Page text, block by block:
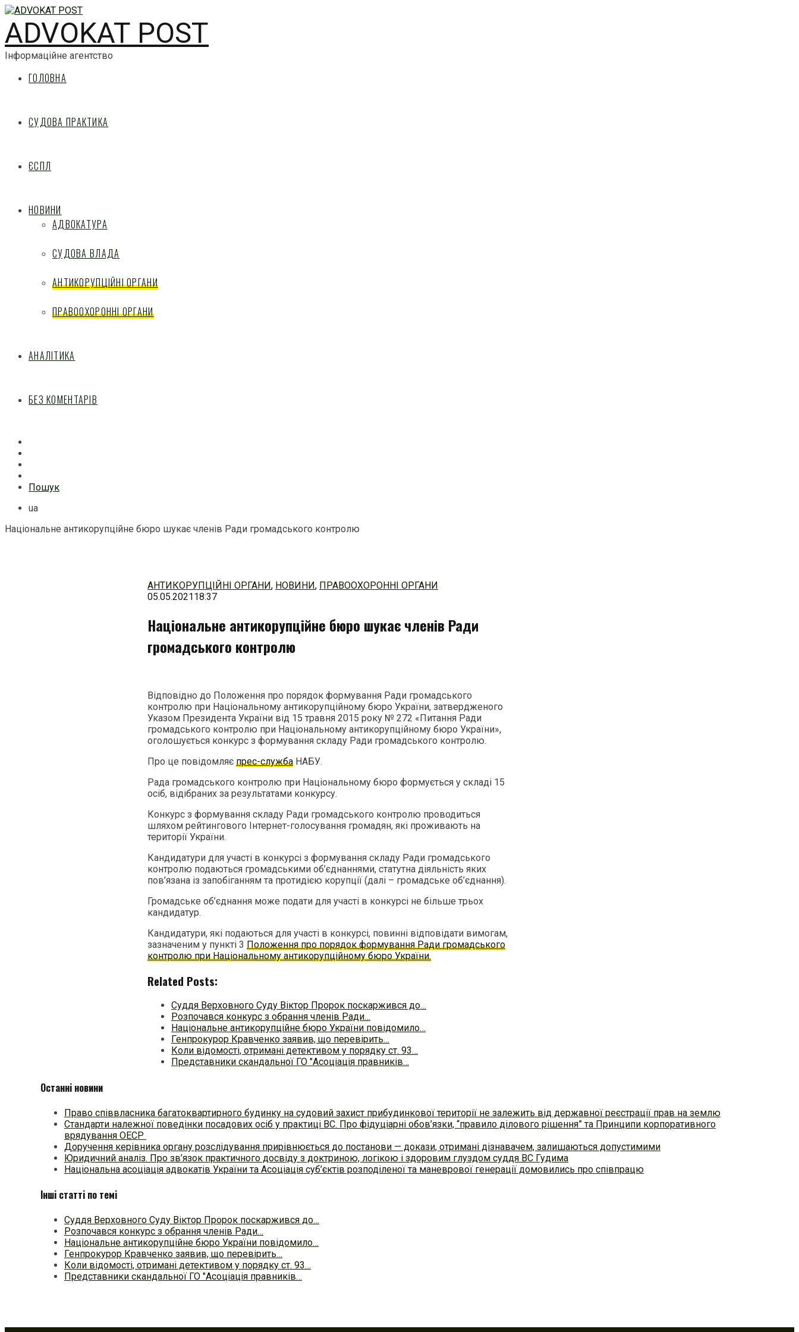
ADVOKAT POST
Інформаційне агентство
ГОЛОВНА
СУДОВА ПРАКТИКА
ЄСПЛ
НОВИНИ
АДВОКАТУРА
СУДОВА ВЛАДА
АНТИКОРУПЦІЙНІ ОРГАНИ
ПРАВООХОРОННІ ОРГАНИ
АНАЛІТИКА
БЕЗ КОМЕНТАРІВ
Пошук
ua
Національне антикорупційне бюро шукає членів Ради громадського контролю
АНТИКОРУПЦІЙНІ ОРГАНИ, НОВИНИ, ПРАВООХОРОННІ ОРГАНИ
05.05.202118:37
Національне антикорупційне бюро шукає членів Ради
громадського контролю
Відповідно до Положення про порядок формування Ради громадського
контролю при Національному антикорупційному бюро України, затвердженого
Указом Президента України від 15 травня 2015 року № 272 «Питання Ради
громадського контролю при Національному антикорупційному бюро України»,
оголошується конкурс з формування складу Ради громадського контролю.
Про це повідомляє прес-служба НАБУ.
Рада громадського контролю при Національному бюро формується у складі 15
осіб, відібраних за результатами конкурсу.
Конкурс з формування складу Ради громадського контролю проводиться
шляхом рейтингового Інтернет-голосування громадян, які проживають на
території України.
Кандидатури для участі в конкурсі з формування складу Ради громадського
контролю подаються громадськими об’єднаннями, статутна діяльність яких
пов’язана із запобіганням та протидією корупції (далі – громадське об’єднання).
Громадське об’єднання може подати для участі в конкурсі не більше трьох
кандидатур.
Кандидатури, які подаються для участі в конкурсі, повинні відповідати вимогам,
зазначеним у пункті 3 Положення про порядок формування Ради громадського
контролю при Національному антикорупційному бюро України.
Related Posts:
Суддя Верховного Суду Віктор Пророк поскаржився до…
Розпочався конкурс з обрання членів Ради…
Національне антикорупційне бюро України повідомило…
Генпрокурор Кравченко заявив, що перевірить…
Коли відомості, отримані детективом у порядку ст. 93…
Представники скандальної ГО "Асоціація правників…
Останні новини
Право співвласника багатоквартирного будинку на судовий захист прибудинкової території не залежить від державної реєстрації прав на землю
Стандарти належної поведінки посадових осіб у практиці ВC. Про фідуціарні обов’язки, “правило ділового рішення” та Принципи корпоративного
врядування ОЕСР
Доручення керівника органу розслідування прирівнюється до постанови — докази, отримані дізнавачем, залишаються допустимими
Юридичний аналіз. Про зв’язок практичного досвіду з доктриною, логікою і здоровим глуздом суддя ВС Гудима
Національна асоціація адвокатів України та Асоціація суб’єктів розподіленої та маневрової генерації домовились про співпрацю
Інші статті по темі
Суддя Верховного Суду Віктор Пророк поскаржився до…
Розпочався конкурс з обрання членів Ради…
Національне антикорупційне бюро України повідомило…
Генпрокурор Кравченко заявив, що перевірить…
Коли відомості, отримані детективом у порядку ст. 93…
Представники скандальної ГО "Асоціація правників…